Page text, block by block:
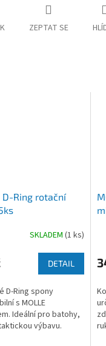
ZEPTAT SE
D-Ring rotační
SKLADEM(1 ks)
DETAIL
D-Ring spony
s MOLLE
Ideální pro batohy,
výbavu.